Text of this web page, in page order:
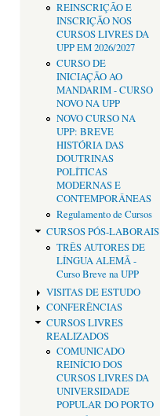
REINSCRIÇÃO E
INSCRIÇÃO NOS
CURSOS LIVRES DA
UPP EM 2026/2027
CURSO DE
INICIAÇÃO AO
MANDARIM - CURSO
NOVO NA UPP
NOVO CURSO NA
UPP: BREVE
HISTÓRIA DAS
DOUTRINAS
POLÍTICAS
MODERNAS E
CONTEMPORÂNEAS
Regulamento de Cursos
CURSOS PÓS-LABORAIS
TRÊS AUTORES DE
LÍNGUA ALEMÃ -
Curso Breve na UPP
VISITAS DE ESTUDO
CONFERÊNCIAS
CURSOS LIVRES
REALIZADOS
COMUNICADO
REINÍCIO DOS
CURSOS LIVRES DA
UNIVERSIDADE
POPULAR DO PORTO